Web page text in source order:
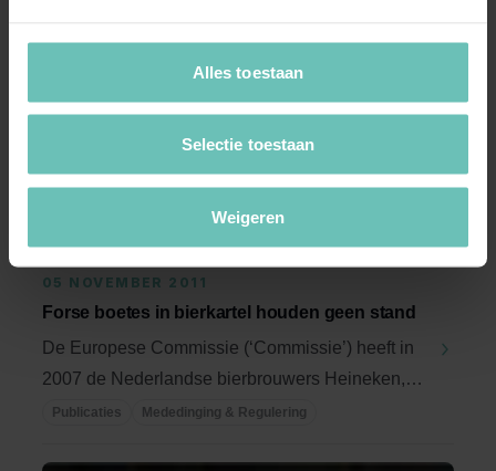
Alles toestaan
Selectie toestaan
Weigeren
05 NOVEMBER 2011
Forse boetes in bierkartel houden geen stand
De Europese Commissie (‘Commissie’) heeft in
2007 de Nederlandse bierbrouwers Heineken,
Bavaria en ...
Publicaties Mededinging & Regulering